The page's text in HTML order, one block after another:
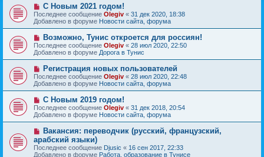
с
о
о
б
щ
е
н
и
е
Н
о
в
о
е
с
о
о
б
щ
е
н
и
е
С Новым 2021 годом!
Последнее сообщение Olegiv « 31 дек 2020, 18:38
Добавлено в форуме Новости сайта, форума
Н
о
в
о
е
с
о
о
б
щ
е
н
и
е
Возможно, Тунис откроется для россиян!
Последнее сообщение Olegiv « 28 июл 2020, 22:50
Добавлено в форуме Дорога в Тунис
Н
о
в
о
с
о
о
б
щ
е
н
и
Регистрация новых пользователей
Последнее сообщение Olegiv « 28 июл 2020, 22:48
Добавлено в форуме Новости сайта, форума
Н
о
в
о
е
с
о
о
б
С Новым 2019 годом!
Последнее сообщение Olegiv « 31 дек 2018, 20:54
Добавлено в форуме Новости сайта, форума
Н
в
о
Вакансия: переводчик (русский, французский,
арабский языки)
Последнее сообщение Djusic « 16 сен 2017, 22:33
Добавлено в форуме Работа, образование в Тунисе